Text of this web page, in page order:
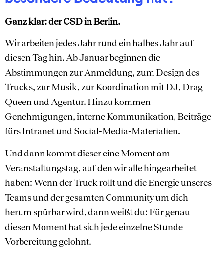
Ganz klar: der CSD in Berlin.
Wir arbeiten jedes Jahr rund ein halbes Jahr auf
diesen Tag hin. Ab Januar beginnen die
Abstimmungen zur Anmeldung, zum Design des
Trucks, zur Musik, zur Koordination mit DJ, Drag
Queen und Agentur. Hinzu kommen
Genehmigungen, interne Kommunikation, Beiträge
fürs Intranet und Social‑Media‑Materialien.
Und dann kommt dieser eine Moment am
Veranstaltungstag, auf den wir alle hingearbeitet
haben: Wenn der Truck rollt und die Energie unseres
Teams und der gesamten Community um dich
herum spürbar wird, dann weißt du: Für genau
diesen Moment hat sich jede einzelne Stunde
Vorbereitung gelohnt.